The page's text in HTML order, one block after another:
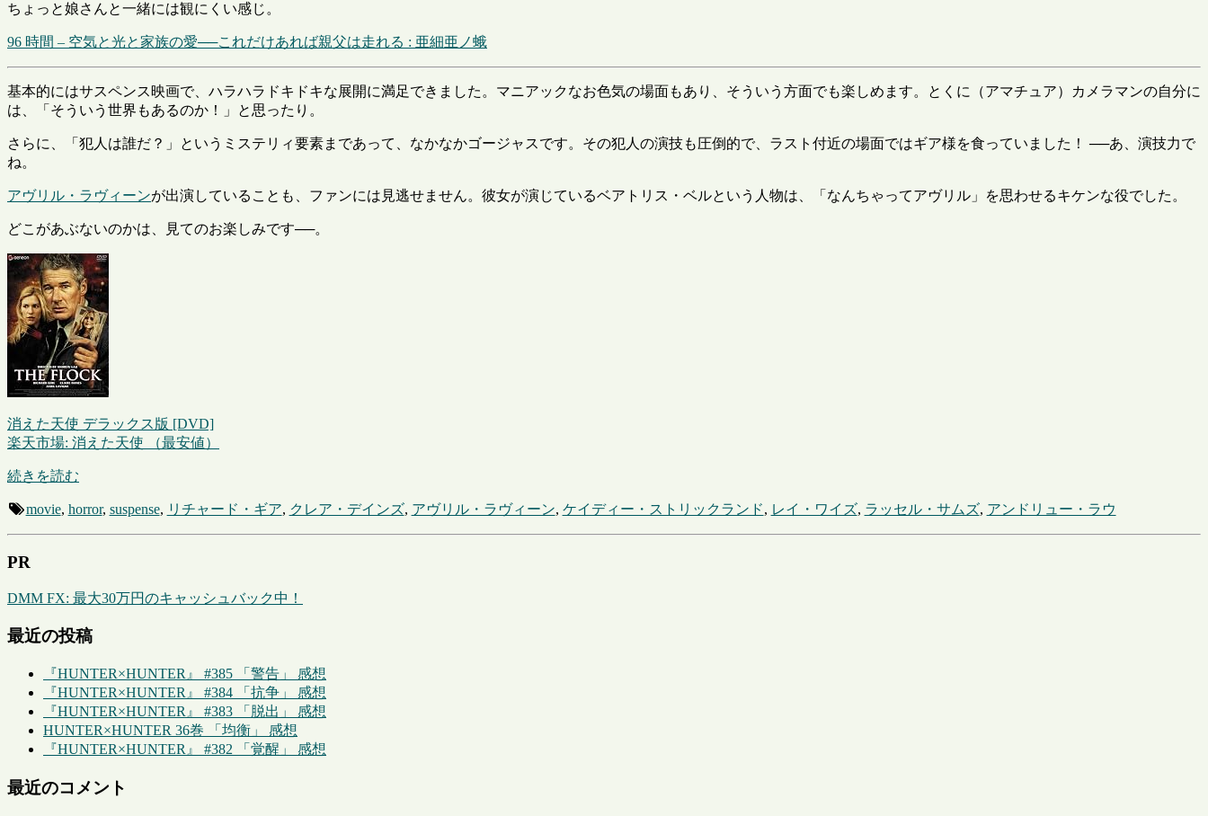
ちょっと娘さんと一緒には観にくい感じ。
96 時間 – 空気と光と家族の愛──これだけあれば親父は走れる : 亜細亜ノ蛾
基本的にはサスペンス映画で、ハラハラドキドキな展開に満足できました。マニアックなお色気の場面もあり、そういう方面でも楽しめます。とくに（アマチュア）カメラマンの自分に
は、「そういう世界もあるのか！」と思ったり。
さらに、「犯人は誰だ？」というミステリィ要素まであって、なかなかゴージャスです。その犯人の演技も圧倒的で、ラスト付近の場面ではギア様を食っていました！ ──あ、演技力で
ね。
アヴリル・ラヴィーンが出演していることも、ファンには見逃せません。彼女が演じているベアトリス・ベルという人物は、「なんちゃってアヴリル」を思わせるキケンな役でした。
どこがあぶないのかは、見てのお楽しみです──。
消えた天使 デラックス版 [DVD]
楽天市場: 消えた天使 （最安値）
続きを読む
movie, horror, suspense, リチャード・ギア, クレア・デインズ, アヴリル・ラヴィーン, ケイディー・ストリックランド, レイ・ワイズ, ラッセル・サムズ, アンドリュー・ラウ
PR
DMM FX: 最大30万円のキャッシュバック中！
最近の投稿
『HUNTER×HUNTER』 #385 「警告」 感想
『HUNTER×HUNTER』 #384 「抗争」 感想
『HUNTER×HUNTER』 #383 「脱出」 感想
HUNTER×HUNTER 36巻 「均衡」 感想
『HUNTER×HUNTER』 #382 「覚醒」 感想
最近のコメント